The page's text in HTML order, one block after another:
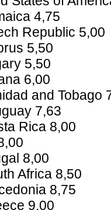
4,75
Republic 5,00
5,50
5,50
6,00
and Tobago
7,63
Rica 8,00
8,00
Africa 8,50
8,75
9,00